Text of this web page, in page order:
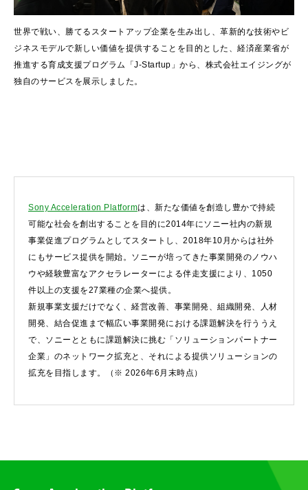
世界で戦い、勝てるスタートアップ企業を生み出し、革新的な技術やビ
ジネスモデルで新しい価値を提供することを目的とした、経済産業省が
推進する育成支援プログラム「J-Startup」から、株式会社エイジングが
独自のサービスを展示しました。
Sony Acceleration Platformは、新たな価値を創造し豊かで持続
可能な社会を創出することを目的に2014年にソニー社内の新規
事業促進プログラムとしてスタートし、2018年10月からは社外
にもサービス提供を開始。ソニーが培ってきた事業開発のノウハ
ウや経験豊富なアクセラレーターによる伴走支援により、1050
件以上の支援を27業種の企業へ提供。
新規事業支援だけでなく、経営改善、事業開発、組織開発、人材
開発、結合促進まで幅広い事業開発における課題解決を行ううえ
で、ソニーとともに課題解決に挑む「ソリューションパートナー
企業」のネットワーク拡充と、それによる提供ソリューションの
拡充を目指します。（※ 2026年6月末時点）